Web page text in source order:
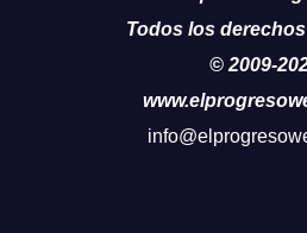
Todos los
© 2009-